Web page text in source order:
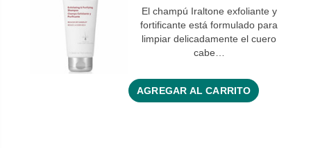
El champú Iraltone exfoliante y
fortificante está formulado para
limpiar delicadamente el cuero
cabe…
AGREGAR AL CARRITO